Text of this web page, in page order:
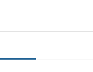
Monthey-